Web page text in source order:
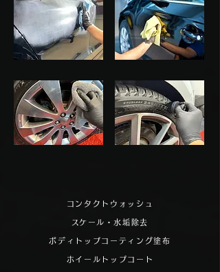
コンタクトウォッシュ
​スケール・水垢除去
​ボディトップコーティング塗布
ホイールトップコート